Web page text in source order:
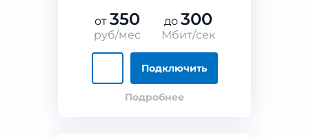
от 350
руб/мес
до 300
Мбит/сек
Подключить
Подробнее